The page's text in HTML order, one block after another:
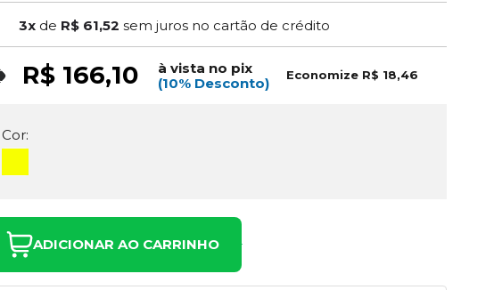
3x de R$ 61,52 sem juros no cartão de crédito
R$ 166,10
à vista no pix
(10% Desconto)
Economize R$ 18,46
Cor:
ADICIONAR AO CARRINHO